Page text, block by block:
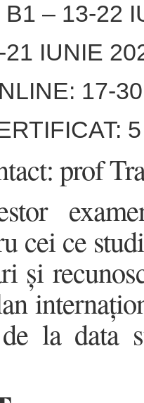
– 13-22
IUNIE
17-
prof
cei ce
și
la data